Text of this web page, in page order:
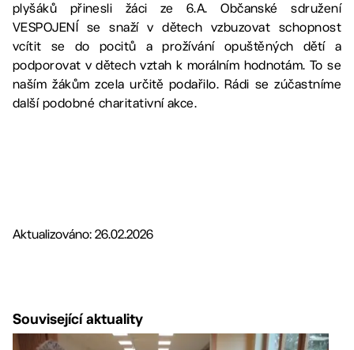
plyšáků přinesli žáci ze 6.A. Občanské sdružení
VESPOJENÍ se snaží v dětech vzbuzovat schopnost
vcítit se do pocitů a prožívání opuštěných dětí a
podporovat v dětech vztah k morálním hodnotám. To se
naším žákům zcela určitě podařilo. Rádi se zúčastníme
další podobné charitativní akce.
Aktualizováno: 26.02.2026
Související aktuality